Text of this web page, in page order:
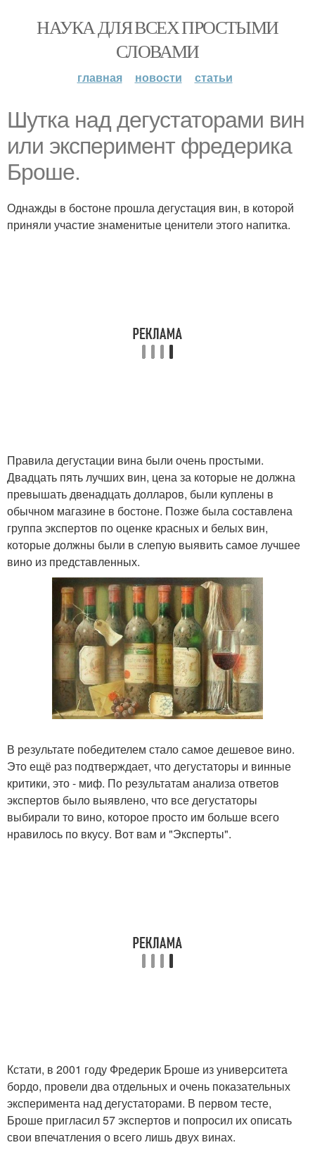
НАУКА ДЛЯ ВСЕХ ПРОСТЫМИ
СЛОВАМИ
главная новости статьи
Шутка над дегустаторами вин
или эксперимент фредерика
Броше.
Однажды в бостоне прошла дегустация вин, в которой
приняли участие знаменитые ценители этого напитка.
Правила дегустации вина были очень простыми.
Двадцать пять лучших вин, цена за которые не должна
превышать двенадцать долларов, были куплены в
обычном магазине в бостоне. Позже была составлена
группа экспертов по оценке красных и белых вин,
которые должны были в слепую выявить самое лучшее
вино из представленных.
В результате победителем стало самое дешевое вино.
Это ещё раз подтверждает, что дегустаторы и винные
критики, это - миф. По результатам анализа ответов
экспертов было выявлено, что все дегустаторы
выбирали то вино, которое просто им больше всего
нравилось по вкусу. Вот вам и "Эксперты".
Кстати, в 2001 году Фредерик Броше из университета
бордо, провели два отдельных и очень показательных
эксперимента над дегустаторами. В первом тесте,
Броше пригласил 57 экспертов и попросил их описать
свои впечатления о всего лишь двух винах.